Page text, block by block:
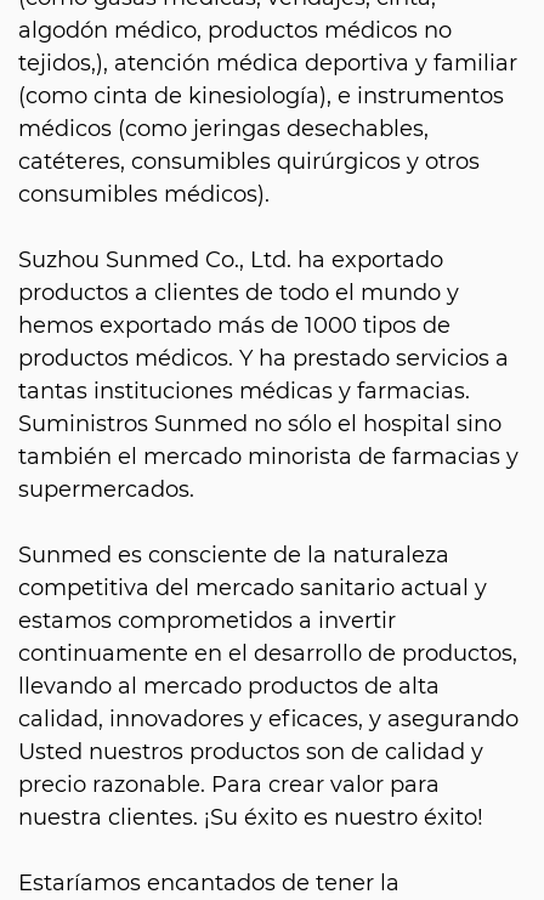
algodón médico, productos médicos no
tejidos,), atención médica deportiva y familiar
(como cinta de kinesiología), e instrumentos
médicos (como jeringas desechables,
catéteres, consumibles quirúrgicos y otros
consumibles médicos).
Suzhou Sunmed Co., Ltd. ha exportado
productos a clientes de todo el mundo y
hemos exportado más de 1000 tipos de
productos médicos. Y ha prestado servicios a
tantas instituciones médicas y farmacias.
Suministros Sunmed no sólo el hospital sino
también el mercado minorista de farmacias y
supermercados.
Sunmed es consciente de la naturaleza
competitiva del mercado sanitario actual y
estamos comprometidos a invertir
continuamente en el desarrollo de productos,
llevando al mercado productos de alta
calidad, innovadores y eficaces, y asegurando
Usted nuestros productos son de calidad y
precio razonable. Para crear valor para
nuestra clientes. ¡Su éxito es nuestro éxito!
Estaríamos encantados de tener la